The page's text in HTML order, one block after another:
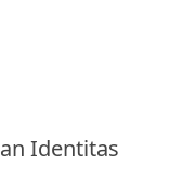
Identitas